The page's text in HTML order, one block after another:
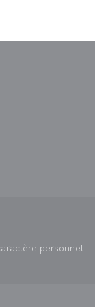
une nouvelle
personnel
nouvelle fenêtre))